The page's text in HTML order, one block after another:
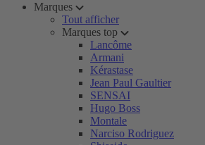
Marques
Tout afficher
Marques top
Lancôme
Armani
Kérastase
Jean Paul Gaultier
SENSAI
Hugo Boss
Montale
Narciso Rodriguez